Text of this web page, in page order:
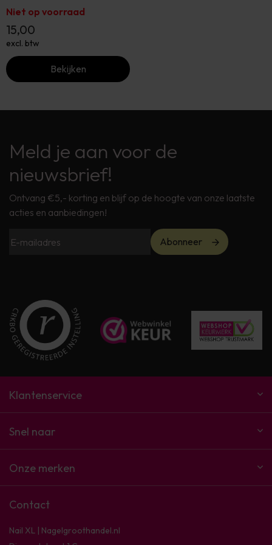
Niet op voorraad
15,00
excl. btw
Bekijken
Meld je aan voor de
nieuwsbrief!
Ontvang €5,- korting en blijf op de hoogte van onze laatste
acties en aanbiedingen!
Abonneer
Klantenservice
Snel naar
Onze merken
Contact
Nail XL | Nagelgroothandel.nl